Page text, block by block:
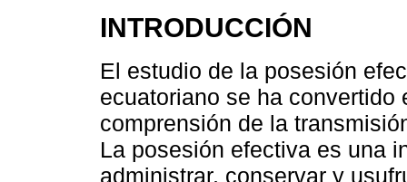
INTRODUCCIÓN
El estudio de la posesión
ecuatoriano se ha convertido
comprensión de la
La posesión efectiva es una
administrar, conservar y